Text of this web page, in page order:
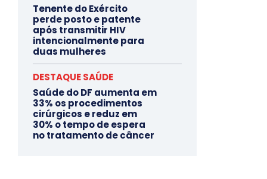
Tenente do Exército
perde posto e patente
após transmitir HIV
intencionalmente para
duas mulheres
DESTAQUE SAÚDE
Saúde do DF aumenta em
33% os procedimentos
cirúrgicos e reduz em
30% o tempo de espera
no tratamento de câncer